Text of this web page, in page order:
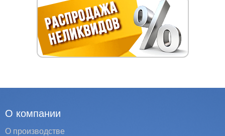
О компании
О производстве